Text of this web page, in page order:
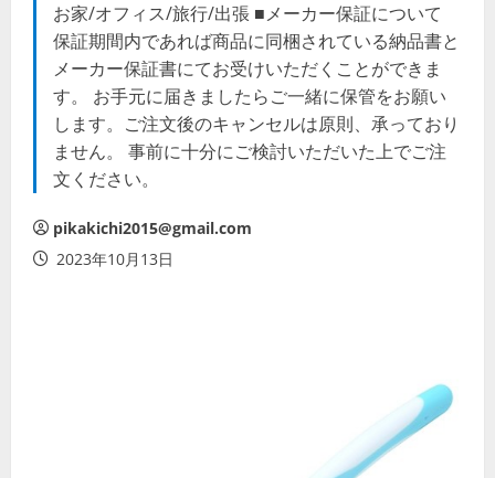
お家/オフィス/旅行/出張 ■メーカー保証について
保証期間内であれば商品に同梱されている納品書と
メーカー保証書にてお受けいただくことができま
す。 お手元に届きましたらご一緒に保管をお願い
します。ご注文後のキャンセルは原則、承っており
ません。 事前に十分にご検討いただいた上でご注
文ください。
pikakichi2015@gmail.com
2023年10月13日